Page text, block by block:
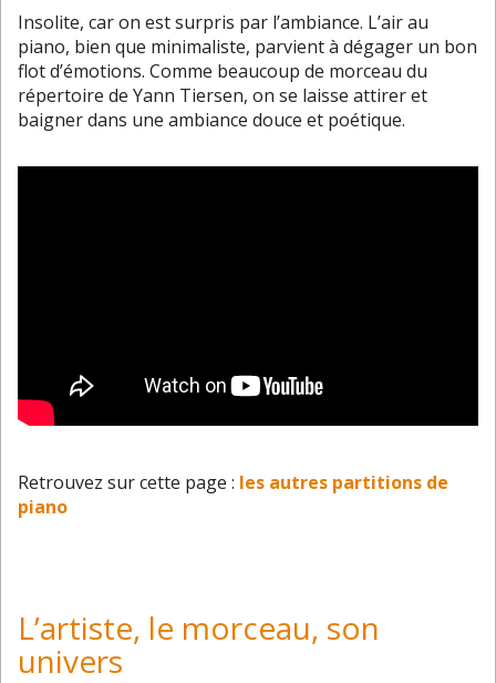
Insolite, car on est surpris par l’ambiance. L’air au
piano, bien que minimaliste, parvient à dégager un bon
flot d’émotions. Comme beaucoup de morceau du
répertoire de Yann Tiersen, on se laisse attirer et
baigner dans une ambiance douce et poétique.
Retrouvez sur cette page : les autres partitions de
piano
L’artiste, le morceau, son
univers